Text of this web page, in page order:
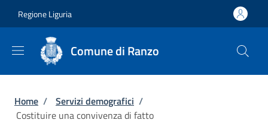
Regione Liguria
Comune di Ranzo
Briciole di pane
Home / Servizi demografici /
Costituire una convivenza di fatto